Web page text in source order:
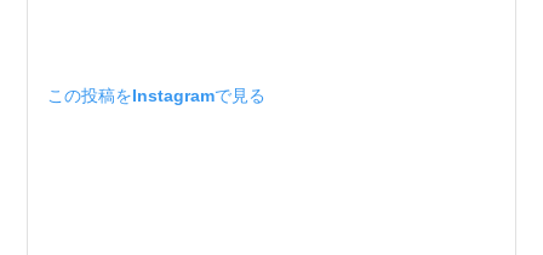
この投稿をInstagramで見る